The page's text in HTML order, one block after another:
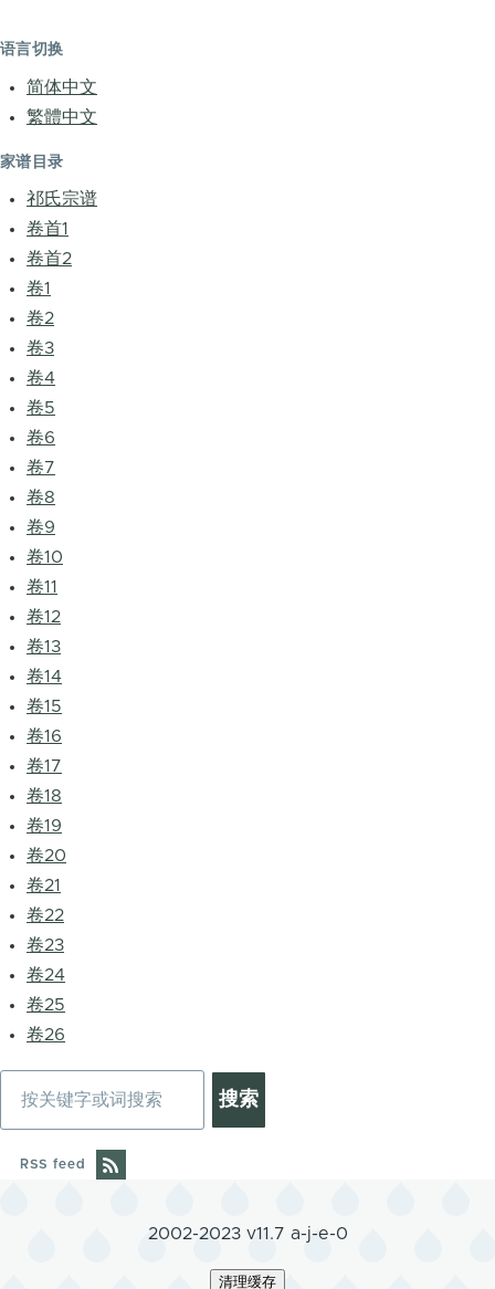
语言切换
简体中文
繁體中文
家谱目录
祁氏宗谱
卷首1
卷首2
卷1
卷2
卷3
卷4
卷5
卷6
卷7
卷8
卷9
卷10
卷11
卷12
卷13
卷14
卷15
卷16
卷17
卷18
卷19
卷20
卷21
卷22
卷23
卷24
卷25
卷26
RSS feed
2002-2023 v11.7 a-j-e-0